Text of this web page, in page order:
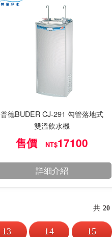
普德BUDER CJ-291 勾管落地式
雙溫飲水機
售價 NT$17100
詳細介紹
共 20
13 14 15